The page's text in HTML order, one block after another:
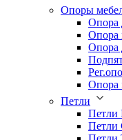
Опоры
Опора
Опора
Опора
Опора
Петли
Петли
Петли